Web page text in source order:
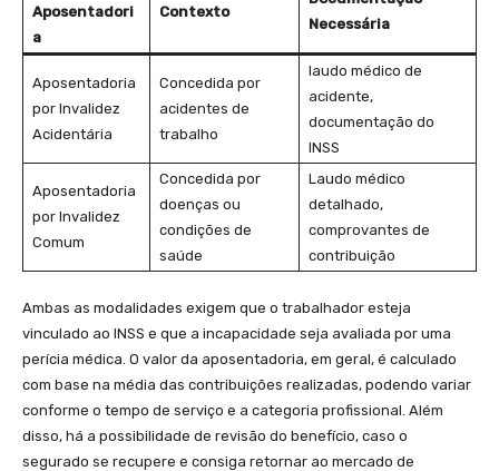
Aposentadori
a
Contexto
Necessária
Aposentadoria
por Invalidez
Acidentária
Concedida por
acidentes de
trabalho
laudo médico⁢ de
acidente,
documentação do
INSS
Aposentadoria
‌por Invalidez
Comum
Concedida por
doenças ou
condições de
saúde
Laudo médico
detalhado,
comprovantes de
contribuição
Ambas as modalidades exigem que o trabalhador esteja
vinculado ao INSS e que‌ a incapacidade seja avaliada por uma
perícia⁤ médica. O valor da aposentadoria, em geral, é calculado
com base na média das contribuições realizadas,‌ podendo variar⁢
conforme o tempo de serviço e‍ a categoria profissional. Além
disso, há a possibilidade de revisão do benefício, caso o
segurado se recupere e consiga retornar ao mercado de